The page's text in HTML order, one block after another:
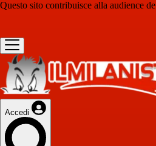
Questo sito contribuisce alla audience de
Accedi